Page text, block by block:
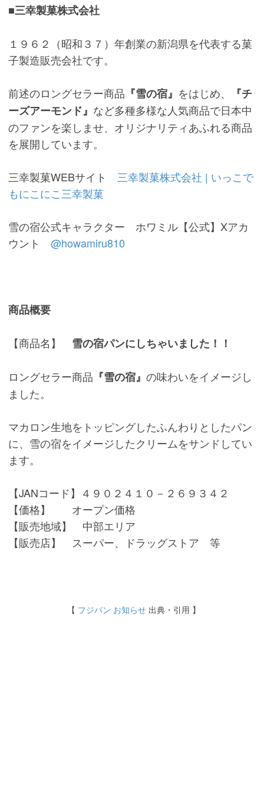
■三幸製菓株式会社
１９６２（昭和３７）年創業の新潟県を代表する菓
子製造販売会社です。
前述のロングセラー商品 『雪の宿』 をはじめ、
『チ
ーズアーモンド』 など多種多様な人気商品で日本中
のファンを楽しませ、オリジナリティあふれる商品
を展開しています。
三幸製菓WEBサイト 三幸製菓株式会社 | いっこで
もにこにこ三幸製菓
雪の宿公式キャラクター ホワミル【公式】Xアカ
ウント @howamiru810
商品概要
【商品名】 雪の宿パンにしちゃいました！！
ロングセラー商品 『雪の宿』 の味わいをイメージし
ました。
マカロン生地をトッピングしたふんわりとしたパン
に、雪の宿をイメージしたクリームをサンドしてい
ます。
【JANコード】４９０２４１０－２６９３４２
【価格】 オープン価格
【販売地域】 中部エリア
【販売店】 スーパー、ドラッグストア 等
【 フジパン お知らせ 出典・引用 】